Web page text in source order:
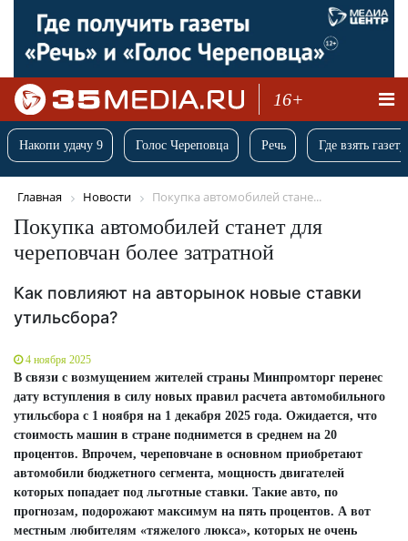
16+
Накопи удачу 9 Голос Череповца Речь Где взять
Главная Новости Покупка автомобилей стане...
Покупка автомобилей станет для
череповчан более затратной
Как повлияют на авторынок новые ставки
утильсбора?
4 ноября 2025
В связи с возмущением жителей страны Минпромторг перенес
дату вступления в силу новых правил расчета автомобильного
утильсбора с 1 ноября на 1 декабря 2025 года. Ожидается, что
стоимость машин в стране поднимется в среднем на 20
процентов. Впрочем, череповчане в основном приобретают
автомобили бюджетного сегмента, мощность двигателей
которых попадает под льготные ставки. Такие авто, по
прогнозам, подорожают максимум на пять процентов. А вот
местным любителям «тяжелого люкса», которых не очень